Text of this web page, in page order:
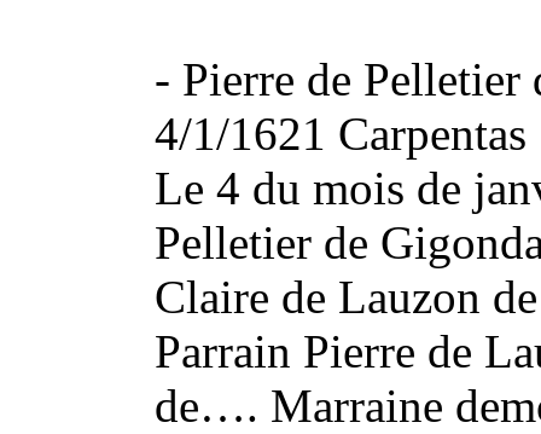
- Pierre de Pelletier
4/1/1621 Carpentas
Le 4 du mois de
Pelletier de
Claire de Lauzon
Parrain Pierre de
de…. Marraine